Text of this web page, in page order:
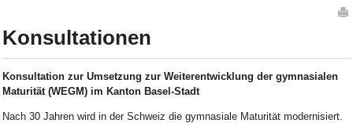
Konsultationen
Konsultation zur Umsetzung zur Weiterentwicklung der gymnasialen
Maturität (WEGM) im Kanton Basel-Stadt
Nach 30 Jahren wird in der Schweiz die gymnasiale Maturität modernisiert.